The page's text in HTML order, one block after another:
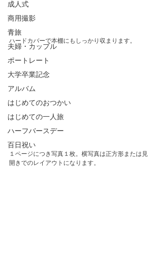
成人式
商用撮影
青旅
夫婦・カップル
ポートレート
大学卒業記念
アルバム
はじめてのおつかい
はじめての一人旅
ハーフバースデー
百日祝い
ハードカバーで本棚にもしっかり収まります。
１ページにつき写真１枚。横写真は正方形または見
開きでのレイアウトになります。